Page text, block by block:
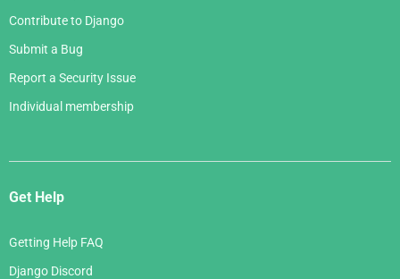
Contribute to Django
Submit a Bug
Report a Security Issue
Individual membership
Get Help
Getting Help FAQ
Django Discord